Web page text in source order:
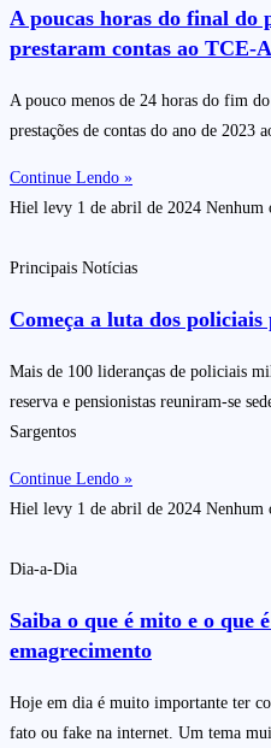
A poucas horas do final do
prestaram contas ao TCE-
A pouco menos de 24 horas do fim
prestações de contas do ano de 2023
Continue Lendo »
Hiel levy 1 de abril de 2024 Nenhum
Principais Notícias
Começa a luta dos
Mais de 100 lideranças de policiais
reserva e pensionistas reuniram-se
Sargentos
Continue Lendo »
Hiel levy 1 de abril de 2024 Nenhum
Dia-a-Dia
Saiba o que é mito e o que
emagrecimento
Hoje em dia é muito importante ter
fato ou fake na internet. Um tema